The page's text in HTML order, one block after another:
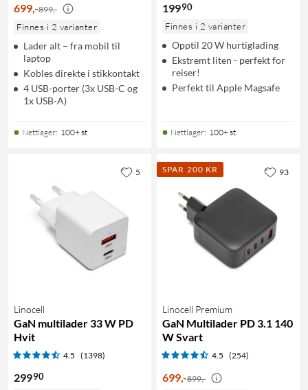
699,-899,-
Finnes i 2 varianter
Lader alt – fra mobil til
laptop
Kobles direkte i stikkontakt
4 USB-porter (3x USB-C og
1x USB-A)
Nettlager: 100+ st
19990
Finnes i 2 varianter
Opptil 20 W hurtiglading
Ekstremt liten - perfekt for
reiser!
Perfekt til Apple Magsafe
Nettlager: 100+ st
Linocell
GaN multilader 33 W PD
Hvit
4.5 (1398)
29990
5 SPAR 200 KR
Linocell Premium
GaN Multilader PD 3.1 140
W Svart
4.5 (254)
699,-899,-
93